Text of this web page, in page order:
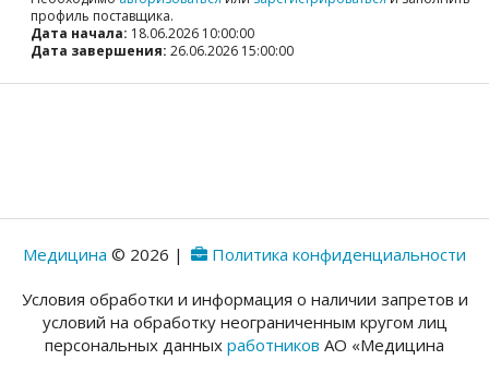
профиль поставщика.
Дата начала: 18.06.2026 10:00:00
Дата завершения: 26.06.2026 15:00:00
Медицина © 2026 | Политика конфиденциальности
Условия обработки и информация о наличии запретов и
условий на обработку неограниченным кругом лиц
персональных данных работников АО «Медицина